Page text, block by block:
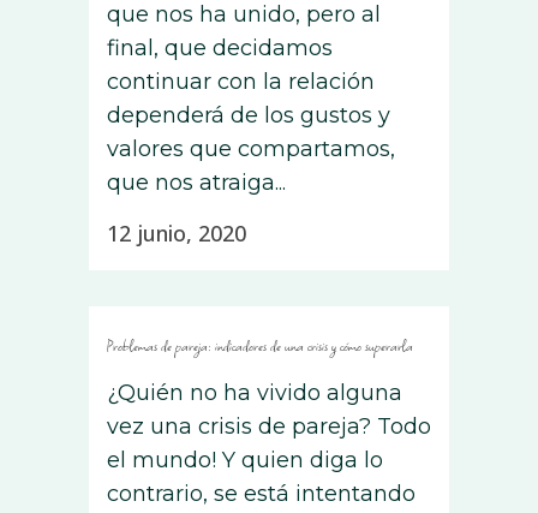
que nos ha unido, pero al
final, que decidamos
continuar con la relación
dependerá de los gustos y
valores que compartamos,
que nos atraiga...
12 junio, 2020
Problemas de pareja: indicadores de una crisis y cómo superarla
¿Quién no ha vivido alguna
vez una crisis de pareja? Todo
el mundo! Y quien diga lo
contrario, se está intentando